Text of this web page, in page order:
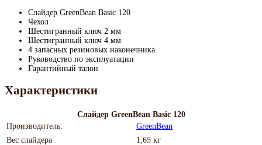
Слайдер GreenBean Basic 120
Чехол
Шестигранный ключ 2 мм
Шестигранный ключ 4 мм
4 запасных резиновых наконечника
Руководство по эксплуатации
Гарантийный талон
Характеристики
Слайдер GreenBean Basic 120
Производитель:
GreenBean
Вес слайдера
1,65 кг